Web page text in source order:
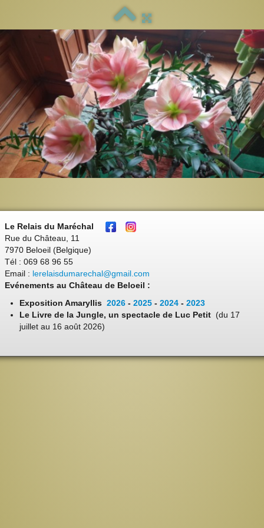
Le Relais du Maréchal
Rue du Château, 11
7970 Beloeil (Belgique)
Tél : 069 68 96 55
Email : lerelaisdumarechal@gmail.com
Evénements au Château de Beloeil :
Exposition Amaryllis 2026 - 2025 - 2024 - 2023
Le Livre de la Jungle, un spectacle de Luc Petit (du 17
juillet au 16 août 2026)